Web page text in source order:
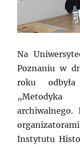
Na
Poznaniu w
roku
„Metodyka
archiwalnego.
Instytutu